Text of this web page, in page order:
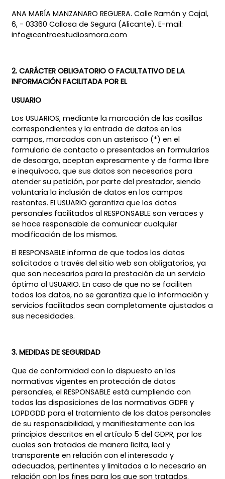
ANA MARÍA MANZANARO REGUERA. Calle Ramón y Cajal,
6, - 03360 Callosa de Segura (Alicante). E-mail:
info@centroestudiosmora.com
2. CARÁCTER OBLIGATORIO O FACULTATIVO DE LA
INFORMACIÓN FACILITADA POR EL
USUARIO
Los USUARIOS, mediante la marcación de las casillas
correspondientes y la entrada de datos en los
campos, marcados con un asterisco (*) en el
formulario de contacto o presentados en formularios
de descarga, aceptan expresamente y de forma libre
e inequívoca, que sus datos son necesarios para
atender su petición, por parte del prestador, siendo
voluntaria la inclusión de datos en los campos
restantes. El USUARIO garantiza que los datos
personales facilitados al RESPONSABLE son veraces y
se hace responsable de comunicar cualquier
modificación de los mismos.
El RESPONSABLE informa de que todos los datos
solicitados a través del sitio web son obligatorios, ya
que son necesarios para la prestación de un servicio
óptimo al USUARIO. En caso de que no se faciliten
todos los datos, no se garantiza que la información y
servicios facilitados sean completamente ajustados a
sus necesidades.
3. MEDIDAS DE SEGURIDAD
Que de conformidad con lo dispuesto en las
normativas vigentes en protección de datos
personales, el RESPONSABLE está cumpliendo con
todas las disposiciones de las normativas GDPR y
LOPDGDD para el tratamiento de los datos personales
de su responsabilidad, y manifiestamente con los
principios descritos en el artículo 5 del GDPR, por los
cuales son tratados de manera lícita, leal y
transparente en relación con el interesado y
adecuados, pertinentes y limitados a lo necesario en
relación con los fines para los que son tratados.